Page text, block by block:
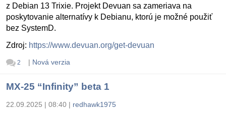
z Debian 13 Trixie. Projekt Devuan sa zameriava na
poskytovanie alternatívy k Debianu, ktorú je možné použiť
bez SystemD.
Zdroj: https://www.devuan.org/get-devuan
2 | Nová verzia
MX-25 “Infinity” beta 1
22.09.2025 | 08:40 | redhawk1975